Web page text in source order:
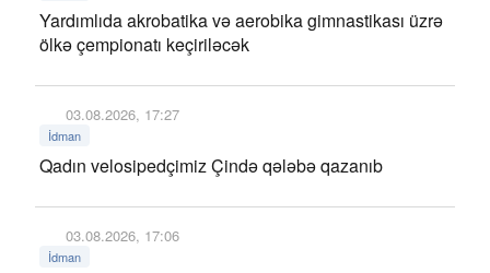
Yardımlıda akrobatika və aerobika gimnastikası üzrə
ölkə çempionatı keçiriləcək
03.08.2026, 17:27
İdman
Qadın velosipedçimiz Çində qələbə qazanıb
03.08.2026, 17:06
İdman